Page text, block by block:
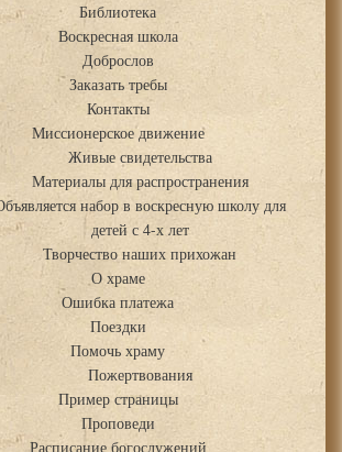
Библиотека
Воскресная школа
Доброслов
Заказать требы
Контакты
Миссионерское движение
Живые свидетельства
Материалы для распространения
набор в воскресную школу для
детей с 4-х лет
Творчество наших прихожан
О храме
Ошибка платежа
Поездки
Помочь храму
Пожертвования
Пример страницы
Проповеди
Расписание богослужений